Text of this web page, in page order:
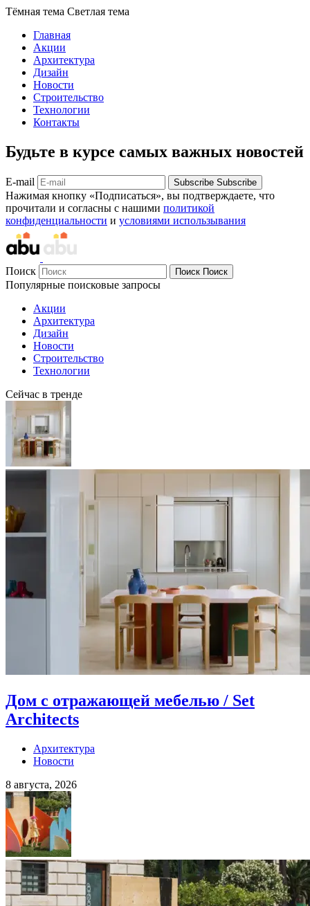
Тёмная тема Светлая тема
Главная
Акции
Архитектура
Дизайн
Новости
Строительство
Технологии
Контакты
Будьте в курсе самых важных новостей
E-mail Subscribe Subscribe
Нажимая кнопку «Подписаться», вы подтверждаете, что
прочитали и согласны с нашими политикой
конфиденциальности и условиями использывания
Поиск Поиск Поиск
Популярные поисковые запросы
Акции
Архитектура
Дизайн
Новости
Строительство
Технологии
Сейчас в тренде
Дом с отражающей мебелью / Set
Architects
Архитектура
Новости
8 августа, 2026